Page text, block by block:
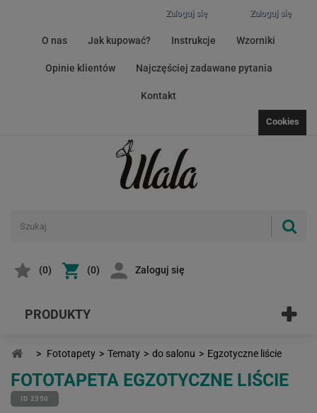
Zaloguj się
Zaloguj się
O nas Jak kupować? Instrukcje Wzorniki
Opinie klientów Najczęściej zadawane pytania
Kontakt
Cookies
(0) (0) Zaloguj się
PRODUKTY
> Fototapety > Tematy > do salonu > Egzotyczne liście
FOTOTAPETA EGZOTYCZNE LIŚCIE
ID 2350